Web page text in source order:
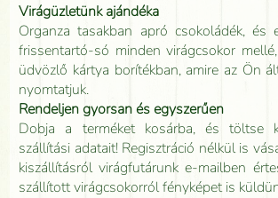
Virágüzletünk ajándéka
Organza tasakban apró csokoládék, és
frissentartó-só minden virágcsokor
üdvözlő kártya borítékban, amire az Ön
nyomtatjuk.
Rendeljen gyorsan és egyszerűen
Dobja a terméket kosárba, és töltse
szállítási adatait! Regisztráció nélkül is
kiszállításról virágfutárunk e-mailben
szállított virágcsokorról fényképet is